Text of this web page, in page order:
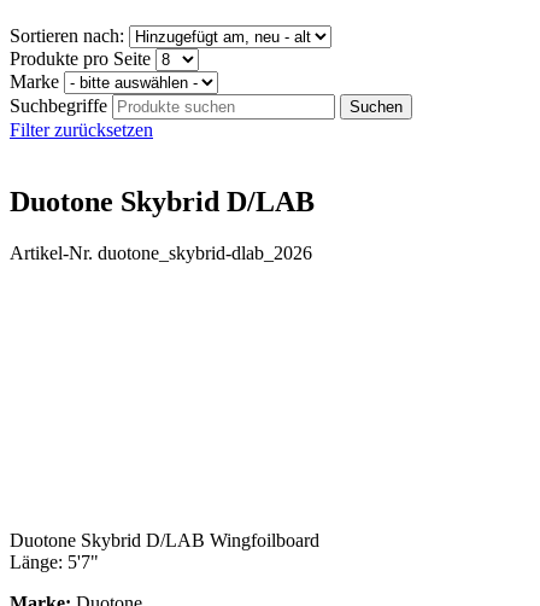
Sortieren nach:
Produkte pro Seite
Marke
Suchbegriffe
Filter zurücksetzen
Duotone Skybrid D/LAB
Artikel-Nr. duotone_skybrid-dlab_2026
Duotone Skybrid D/LAB Wingfoilboard
Länge: 5'7"